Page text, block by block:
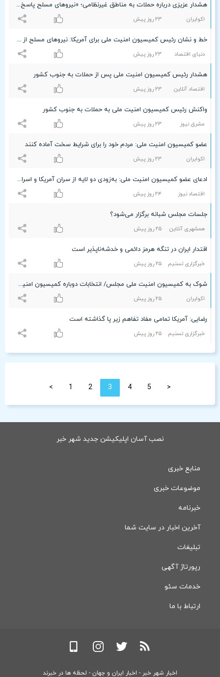
هشدار عزیزی درباره حملات به مناطق غیرنظامی؛ «نیروهای مسلح پاسخ خواهند داد»
اکوایران ۲٣ روز پیش
خط و نشان رئیس کمیسیون امنیت ملی برای آمریکا: نیروهای مسلح از خون ریخته شده افراد بی گناه نمی گذرند/ روزگارشان را سیاه می‌کنند
دنیای اقتصاد ۲٣ روز پیش
هشدار رئیس کمیسیون امنیت ملی پس از حملات به جنوب کشور
اقتصاد آنلاین ۲٣ روز پیش
واکنش رئیس کمیسیون امنیت ملی به حملات به جنوب کشور
مشرق نیوز ۲٣ روز پیش
عضو کمیسیون امنیت ملی: مردم خود را برای شرایط سخت آماده کنند
اکوایران ۲٣ روز پیش
ادعای عضو کمیسیون امنیت ملی: به‌زودی دو لایه از سران آمریکا و اسرائیل هدف قرار می‌گیرند/ مردم برای شرایط سخت آماده شوند
اقتصاد نیوز ۲۴ روز پیش
جلسات مجلس شبانه برگزار می‌شود؟
همشهری آنلاین ۲۵ روز پیش
اقتدار ایران در تنگه هرمز دائمی و خدشه‌ناپذیر است
خبرگزاری تسنیم ۲۵ روز پیش
شوک به کمیسیون امنیت ملی مجلس/ انتخابات دوباره کمیسیون امنیت ملی؟
اکوایران ۲۵ روز پیش
رضایی: آمریکا تمامی مفاد تفاهم زیر پا گذاشته است
خبرگزاری تسنیم ۲۵ روز پیش
> 1 2 3 4 5 <
نصب آسان اپلیکیشن جدید شهر خبر
منابع خبری
موضوعات خبری
خبرنامه
آخرین اخبار در سایت شما
تبلیغات
رپورتاژ آگهی
خدمات سئو
ارتباط با ما
اخبار شهر خبر - اخبار ایران و جهان - لحظه ها در خبرند